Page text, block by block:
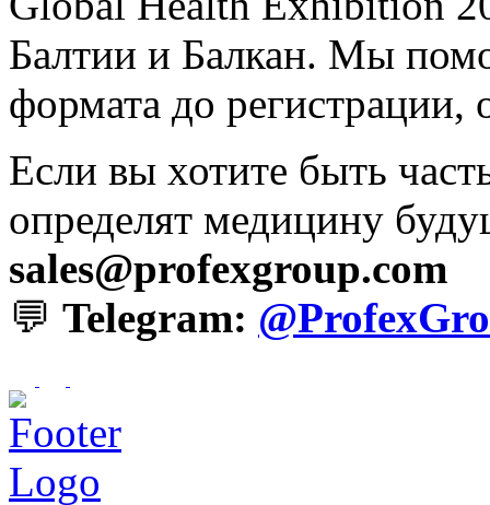
Балтии и Балкан. Мы
формата до регистрации,
Если вы хотите быть
определят медицину
sales@profexgroup.com
💬 Telegram: